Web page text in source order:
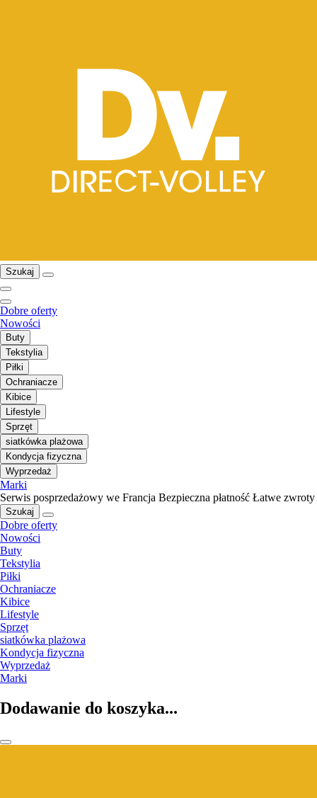
Szukaj
Dobre oferty
Nowości
Buty
Tekstylia
Piłki
Ochraniacze
Kibice
Lifestyle
Sprzęt
siatkówka plażowa
Kondycja fizyczna
Wyprzedaż
Marki
Serwis posprzedażowy we Francja Bezpieczna płatność Łatwe zwroty
Szukaj
Dobre oferty
Nowości
Buty
Tekstylia
Piłki
Ochraniacze
Kibice
Lifestyle
Sprzęt
siatkówka plażowa
Kondycja fizyczna
Wyprzedaż
Marki
Dodawanie do koszyka...